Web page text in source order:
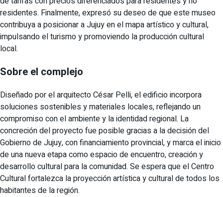
residentes. Finalmente, expresó su deseo de que este museo
contribuya a posicionar a Jujuy en el mapa artístico y cultural,
impulsando el turismo y promoviendo la producción cultural
local.
Sobre el complejo
Diseñado por el arquitecto César Pelli, el edificio incorpora
soluciones sostenibles y materiales locales, reflejando un
compromiso con el ambiente y la identidad regional. La
concreción del proyecto fue posible gracias a la decisión del
Gobierno de Jujuy, con financiamiento provincial, y marca el inicio
de una nueva etapa como espacio de encuentro, creación y
desarrollo cultural para la comunidad. Se espera que el Centro
Cultural fortalezca la proyección artística y cultural de todos los
habitantes de la región.